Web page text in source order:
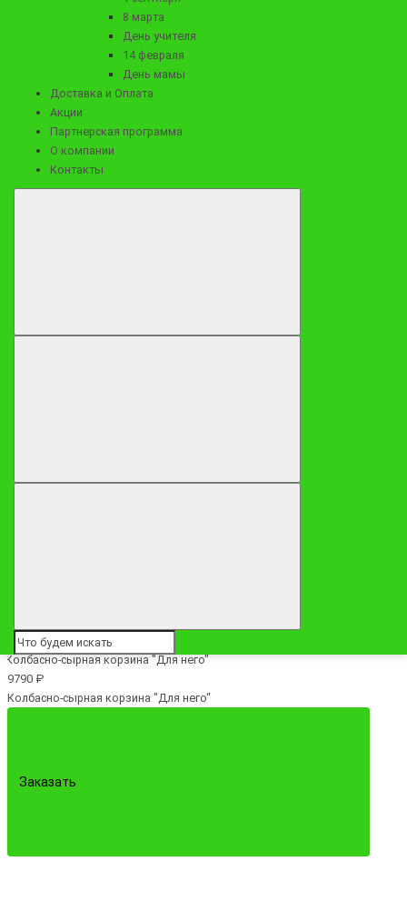
8 марта
День учителя
14 февраля
День мамы
Доставка и Оплата
Акции
Партнерская программа
О компании
Контакты
9790 ₽
Колбасно-сырная корзина "Для него"
Заказать